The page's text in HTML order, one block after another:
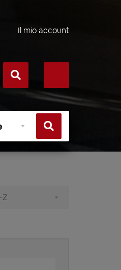
Il mio account